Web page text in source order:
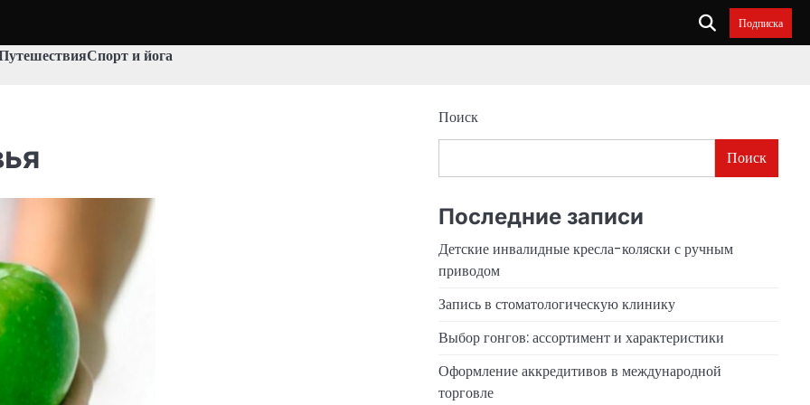
Подписка
Спорт и йога
Поиск
Поиск
Последние записи
Детские инвалидные кресла-коляски с ручным
приводом
Запись в стоматологическую клинику
Выбор гонгов: ассортимент и характеристики
Оформление аккредитивов в международной
торговле